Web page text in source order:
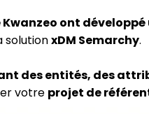
ont développé
solutionxDM Semarchy.
des entités, des
votre projet de